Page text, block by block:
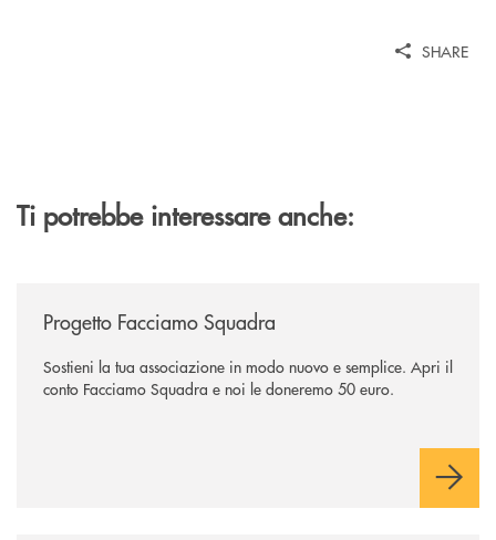
SHARE
Ti potrebbe interessare anche:
Progetto Facciamo Squadra
Sostieni la tua associazione in modo nuovo e semplice. Apri il
conto Facciamo Squadra e noi le doneremo 50 euro.